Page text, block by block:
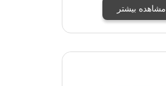
مشاهده بیشتر